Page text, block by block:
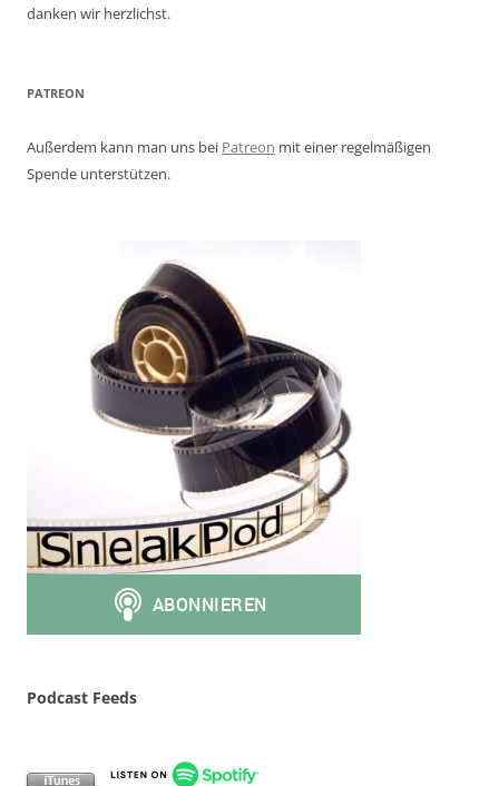
danken wir herzlichst.
PATREON
Außerdem kann man uns bei Patreon mit einer regelmäßigen
Spende unterstützen.
Podcast Feeds